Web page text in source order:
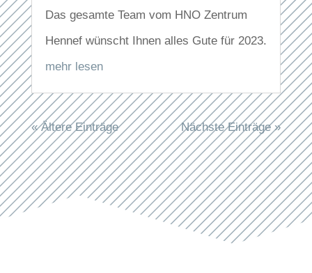
Das gesamte Team vom HNO Zentrum
Hennef wünscht Ihnen alles Gute für 2023.
mehr lesen
« Ältere Einträge Nächste Einträge »